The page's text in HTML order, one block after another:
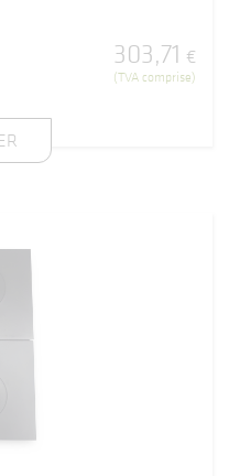
303,71 €
(TVA comprise)